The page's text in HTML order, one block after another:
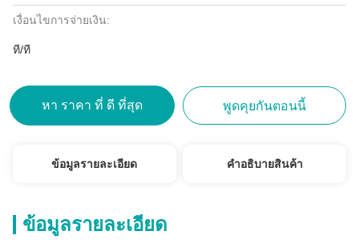
เงื่อนไขการจ่ายเงิน:
ที/ที
หา ราคา ที่ ดี ที่สุด พูดคุยกันตอนนี้
ข้อมูลรายละเอียด คําอธิบายสินค้า
ข้อมูลรายละเอียด